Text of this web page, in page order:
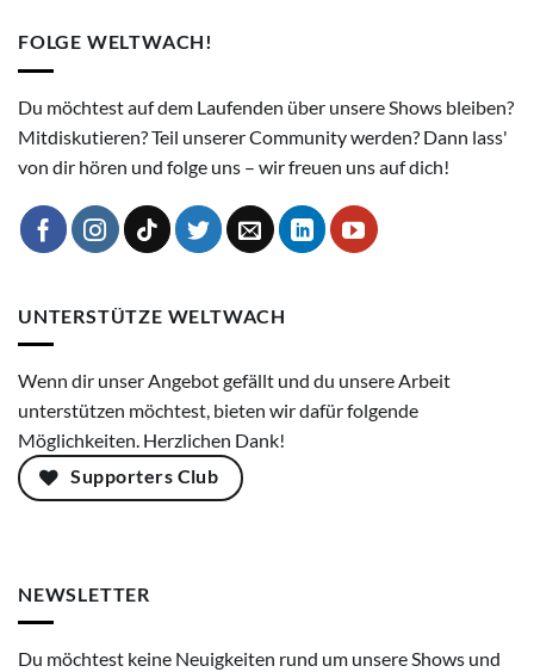
FOLGE WELTWACH!
Du möchtest auf dem Laufenden über unsere Shows bleiben?
Mitdiskutieren? Teil unserer Community werden? Dann lass'
von dir hören und folge uns – wir freuen uns auf dich!
UNTERSTÜTZE WELTWACH
Wenn dir unser Angebot gefällt und du unsere Arbeit
unterstützen möchtest, bieten wir dafür folgende
Möglichkeiten. Herzlichen Dank!
Supporters Club
NEWSLETTER
Du möchtest keine Neuigkeiten rund um unsere Shows und